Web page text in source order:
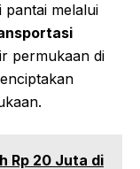
pantai melalui
permukaan di
Rp 20 Juta di